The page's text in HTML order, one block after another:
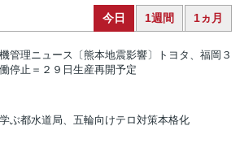
今日 1週間 1ヵ月
管理ニュース 〔熊本地震影響〕トヨタ、福岡３
停止＝２９日生産再開予定
ぶ都水道局、五輪向けテロ対策本格化